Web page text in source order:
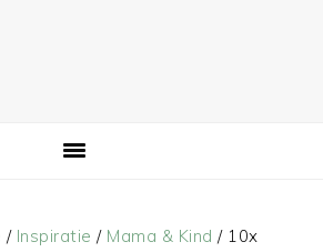
/ Inspiratie / Mama & Kind /10x